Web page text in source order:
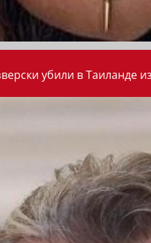
убили в Таиланде